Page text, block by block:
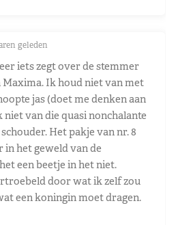
geleden
iets zegt over de stemmer
Maxima. Ik houd niet van met
jas (doet me denken aan
niet van die quasi nonchalante
Het pakje van nr. 8
het geweld van de
een beetje in het niet.
door wat ik zelf zou
een koningin moet dragen.